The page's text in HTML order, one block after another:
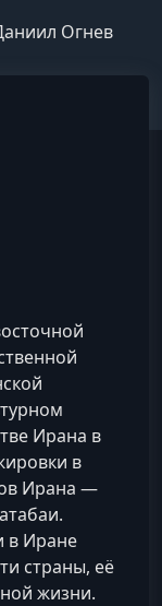
Огнев
Ирана в
в
Ирана —
в Иране
страны, её
жизни.